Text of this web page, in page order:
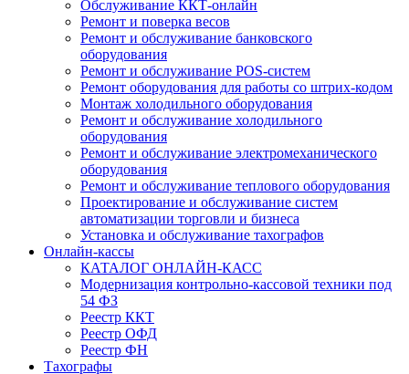
Обслуживание ККТ-онлайн
Ремонт и поверка весов
Ремонт и обслуживание банковского
оборудования
Ремонт и обслуживание POS-систем
Ремонт оборудования для работы со штрих-кодом
Монтаж холодильного оборудования
Ремонт и обслуживание холодильного
оборудования
Ремонт и обслуживание электромеханического
оборудования
Ремонт и обслуживание теплового оборудования
Проектирование и обслуживание систем
автоматизации торговли и бизнеса
Установка и обслуживание тахографов
Онлайн-кассы
КАТАЛОГ ОНЛАЙН-КАСС
Модернизация контрольно-кассовой техники под
54 ФЗ
Реестр ККТ
Реестр ОФД
Реестр ФН
Тахографы